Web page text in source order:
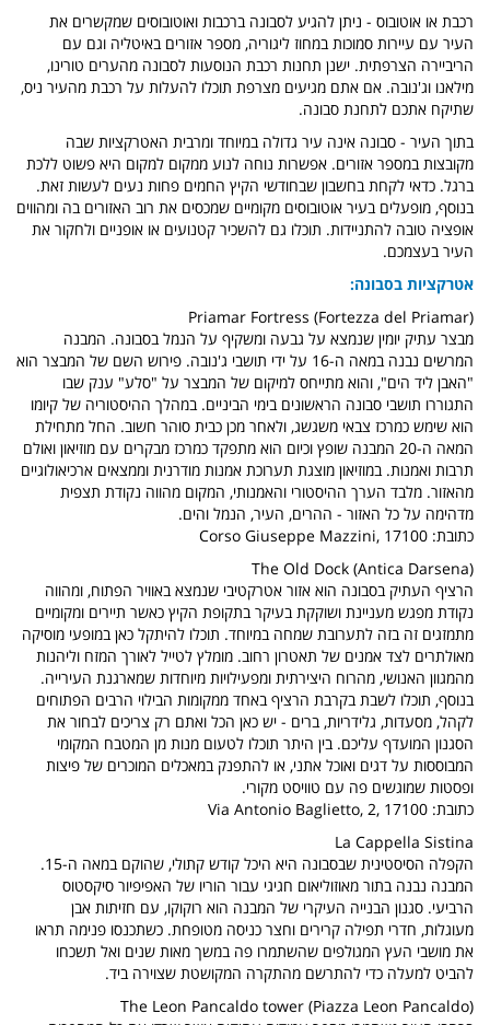
רכבת או אוטובוס - ניתן להגיע לסבונה ברכבות ואוטובוסים שמקשרים את
העיר עם עיירות סמוכות במחוז ליגוריה, מספר אזורים באיטליה וגם עם
הריביירה הצרפתית. ישנן תחנות רכבת הנוסעות לסבונה מהערים טורינו,
מילאנו וג'נובה. אם אתם מגיעים מצרפת תוכלו להעלות על רכבת מהעיר ניס,
שתיקח אתכם לתחנת סבונה.
בתוך העיר - סבונה אינה עיר גדולה במיוחד ומרבית האטרקציות שבה
מקובצות במספר אזורים. אפשרות נוחה לנוע ממקום למקום היא פשוט ללכת
ברגל. כדאי לקחת בחשבון שבחודשי הקיץ החמים פחות נעים לעשות זאת.
בנוסף, מופעלים בעיר אוטובוסים מקומיים שמכסים את רוב האזורים בה ומהווים
אופציה טובה להתניידות. תוכלו גם להשכיר קטנועים או אופניים ולחקור את
העיר בעצמכם.
אטרקציות בסבונה:
(Priamar Fortress (Fortezza del Priamar
מבצר עתיק יומין שנמצא על גבעה ומשקיף על הנמל בסבונה. המבנה
המרשים נבנה במאה ה-16 על ידי תושבי ג'נובה. פירוש השם של המבצר הוא
"האבן ליד הים", והוא מתייחס למיקום של המבצר על "סלע" ענק שבו
התגוררו תושבי סבונה הראשונים בימי הביניים. במהלך ההיסטוריה של קיומו
הוא שימש כמרכז צבאי משגשג, ולאחר מכן כבית סוהר חשוב. החל מתחילת
המאה ה-20 המבנה שופץ וכיום הוא מתפקד כמרכז מבקרים עם מוזיאון ואולם
תרבות ואמנות. במוזיאון מוצגת תערוכת אמנות מודרנית וממצאים ארכיאולוגיים
מהאזור. מלבד הערך ההיסטורי והאמנותי, המקום מהווה נקודת תצפית
מדהימה על כל האזור - ההרים, העיר, הנמל והים.
כתובת: Corso Giuseppe Mazzini, 17100
(The Old Dock (Antica Darsena
הרציף העתיק בסבונה הוא אזור אטרקטיבי שנמצא באוויר הפתוח, ומהווה
נקודת מפגש מעניינת ושוקקת בעיקר בתקופת הקיץ כאשר תיירים ומקומיים
מתמזגים זה בזה לתערובת שמחה במיוחד. תוכלו להיתקל כאן במופעי מוסיקה
מאולתרים לצד אמנים של תאטרון רחוב. מומלץ לטייל לאורך המזח וליהנות
מהמגוון האנושי, מהרוח היצירתית ומפעילויות מיוחדות שמארגנת העירייה.
בנוסף, תוכלו לשבת בקרבת הרציף באחד ממקומות הבילוי הרבים הפתוחים
לקהל, מסעדות, גלידריות, ברים - יש כאן הכל ואתם רק צריכים לבחור את
הסגנון המועדף עליכם. בין היתר תוכלו לטעום מנות מן המטבח המקומי
המבוססות על דגים ואוכל אתני, או להתפנק במאכלים המוכרים של פיצות
ופסטות שמוגשים פה עם טוויסט מקורי.
כתובת: Via Antonio Baglietto, 2, 17100
La Cappella Sistina
הקפלה הסיסטינית שבסבונה היא היכל קודש קתולי, שהוקם במאה ה-15.
המבנה נבנה בתור מאוזוליאום חגיגי עבור הוריו של האפיפיור סיקסטוס
הרביעי. סגנון הבנייה העיקרי של המבנה הוא רוקוקו, עם חזיתות אבן
מעוגלות, חדרי תפילה קרירים וחצר כניסה מטופחת. כשתכנסו פנימה תראו
את מושבי העץ המגולפים שהשתמרו פה במשך מאות שנים ואל תשכחו
להביט למעלה כדי להתרשם מהתקרה המקושטת שצוירה ביד.
(The Leon Pancaldo tower (Piazza Leon Pancaldo